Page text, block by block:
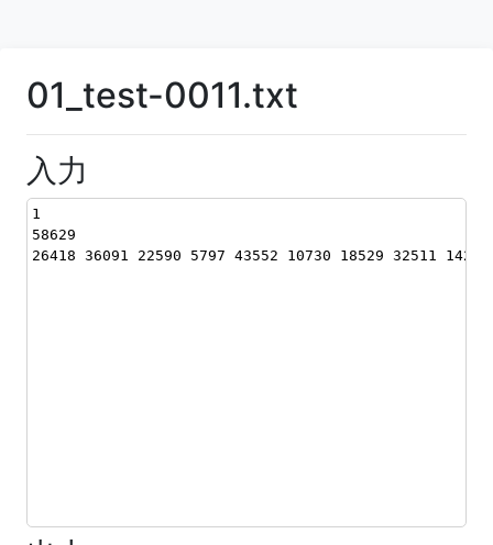
01_test-0011.txt
入力
1
58629
26418 36091 22590 5797 43552 10730 18529 32511